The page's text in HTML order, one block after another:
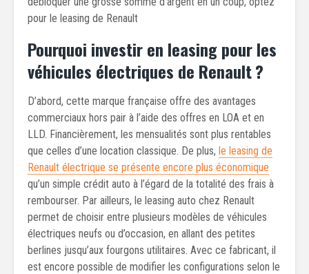
pour le leasing de Renault
Pourquoi investir en leasing pour les
véhicules électriques de Renault ?
D’abord, cette marque française offre des avantages
commerciaux hors pair à l’aide des offres en LOA et en
LLD. Financièrement, les mensualités sont plus rentables
que celles d’une location classique. De plus, le leasing de
Renault électrique se présente encore plus économique
qu’un simple crédit auto à l’égard de la totalité des frais à
rembourser. Par ailleurs, le leasing auto chez Renault
permet de choisir entre plusieurs modèles de véhicules
électriques neufs ou d’occasion, en allant des petites
berlines jusqu’aux fourgons utilitaires. Avec ce fabricant, il
est encore possible de modifier les configurations selon le